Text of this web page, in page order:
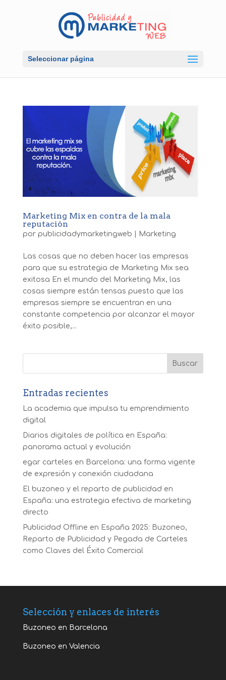
Seleccionar página
Marketing Mix en contra de la mala
reputación
por publicidadymarketingweb Marketing
Las cosas que no deben hacer las empresas
para que su estrategia de Marketing Mix sea
exitosa En el mundo del Marketing Mix, las
cosas siempre están tensas puesto que las
empresas siempre se encuentran en una
constante competencia por alcanzar el mayor
éxito posible,...
Entradas recientes
La academia que impulsa tu emprendimiento
digital
Diarios digitales de política en España:
panorama actual y evolución
egar carteles en Barcelona: una forma vigente
de expresión y conexión ciudadana
El buzoneo y el reparto de publicidad en
España: una estrategia efectiva de marketing
directo
Publicidad Offline en España 2025: Buzoneo,
Reparto de Publicidad y Pegada de Carteles
como Claves del Éxito Comercial
Selección y enlaces de interés
Buzoneo en Barcelona
Buzoneo en Valencia